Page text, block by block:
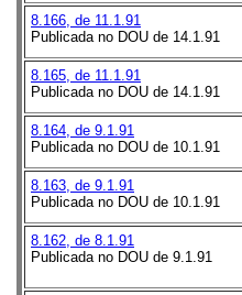
8.166, de 11.1.91
Publicada no DOU de 14.1.91
8.165, de 11.1.91
Publicada no DOU de 14.1.91
8.164, de 9.1.91
Publicada no DOU de 10.1.91
8.163, de 9.1.91
Publicada no DOU de 10.1.91
8.162, de 8.1.91
Publicada no DOU de 9.1.91